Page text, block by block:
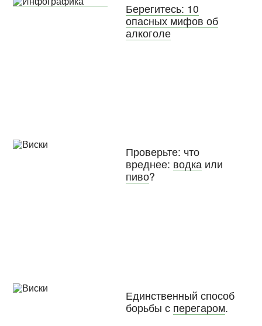
Берегитесь: 10
опасных мифов об
алкоголе
Проверьте: что
вреднее: водкаили
пиво?
Единственный способ
борьбы с перегаром.